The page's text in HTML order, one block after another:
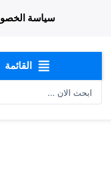
سياسة
القائمة